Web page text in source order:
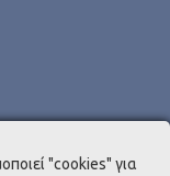
"cookies" για